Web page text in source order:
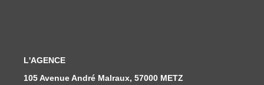
L'AGENCE
105 Avenue André Malraux, 57000 METZ